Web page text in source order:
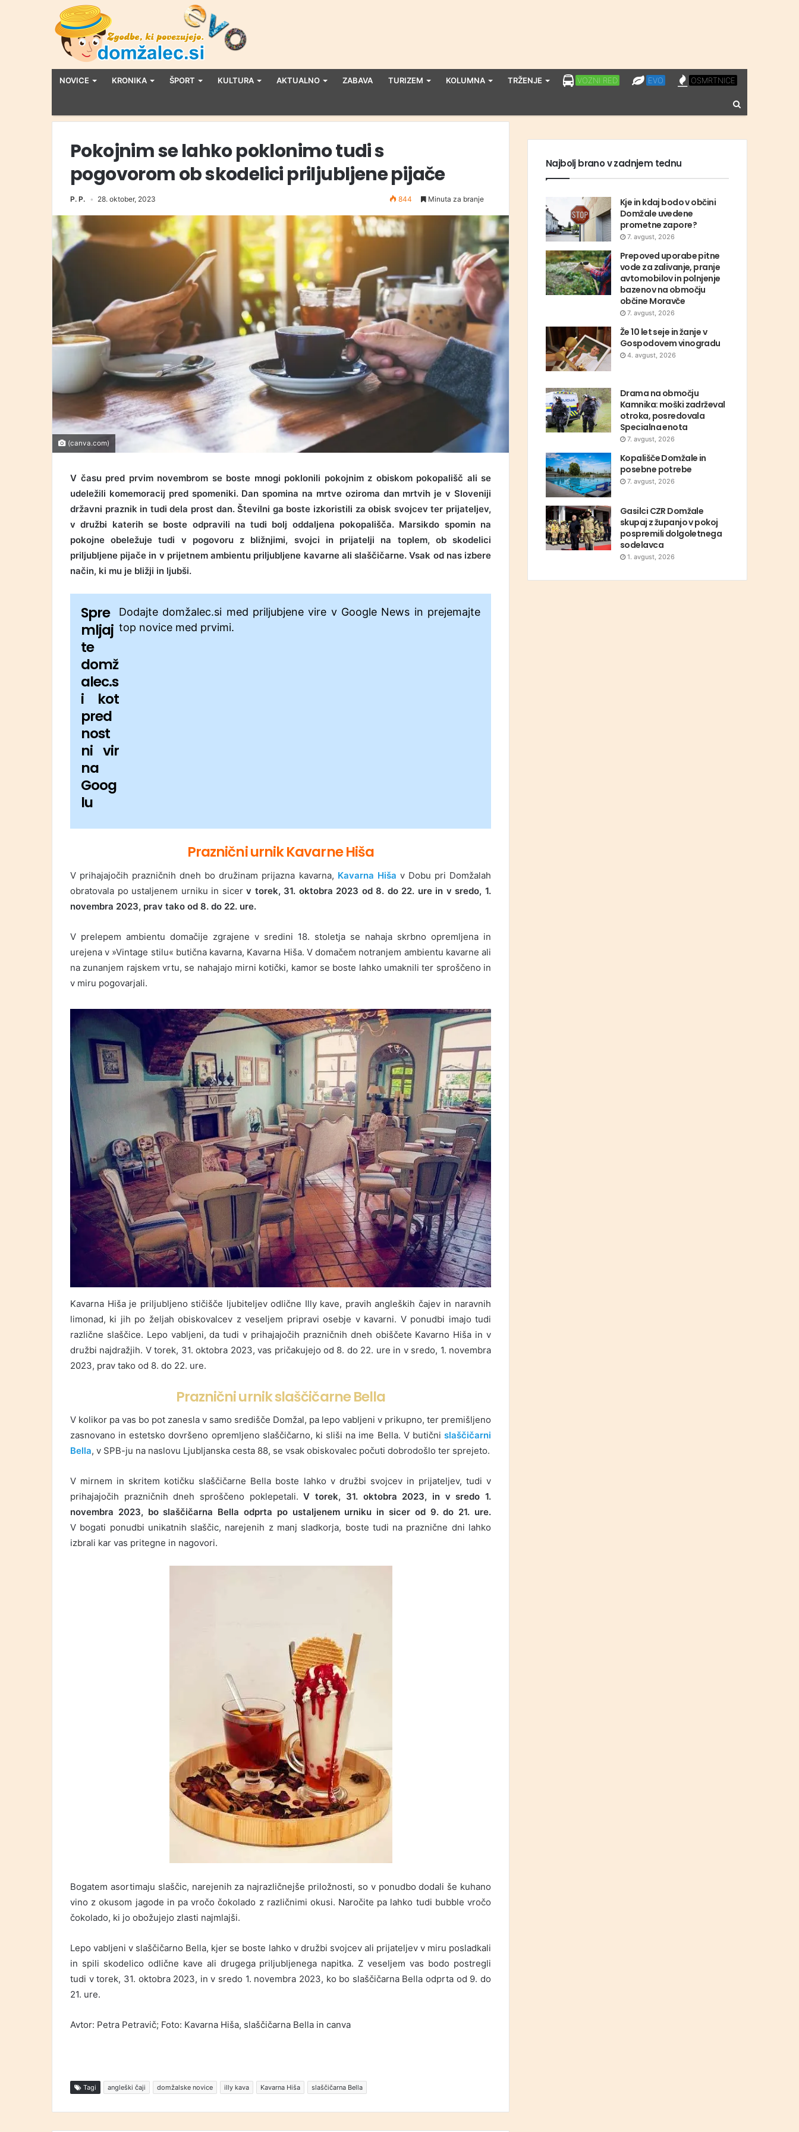
NOVICE KRONIKA ŠPORT KULTURA AKTUALNO ZABAVA TURIZEM KOLUMNA TRŽENJE LPP
VOZNI RED EVO
EVO OSMRTNICE
OSMRTNICE
Pokojnim se lahko poklonimo tudi s
pogovorom ob skodelici priljubljene pijače
P. P. 28. oktober, 2023 844 Minuta za branje
(canva.com)
V času pred prvim novembrom se boste mnogi poklonili pokojnim z obiskom pokopališč ali se
udeležili komemoracij pred spomeniki. Dan spomina na mrtve oziroma dan mrtvih je v Sloveniji
državni praznik in tudi dela prost dan. Številni ga boste izkoristili za obisk svojcev ter prijateljev,
v družbi katerih se boste odpravili na tudi bolj oddaljena pokopališča. Marsikdo spomin na
pokojne obeležuje tudi v pogovoru z bližnjimi, svojci in prijatelji na toplem, ob skodelici
priljubljene pijače in v prijetnem ambientu priljubljene kavarne ali slaščičarne. Vsak od nas izbere
način, ki mu je bližji in ljubši.
Spre
mljaj
te
domž
alec.s
i kot
pred
nost
ni vir
na
Goog
lu
Dodajte domžalec.si med priljubjene vire v Google News in prejemajte
top novice med prvimi.
Praznični urnik Kavarne Hiša
V prihajajočih prazničnih dneh bo družinam prijazna kavarna, Kavarna Hiša v Dobu pri Domžalah
obratovala po ustaljenem urniku in sicerv torek, 31. oktobra 2023 od 8. do 22. ure in v sredo, 1.
novembra 2023, prav tako od 8. do 22. ure.
V prelepem ambientu domačije zgrajene v sredini 18. stoletja se nahaja skrbno opremljena in
urejena v »Vintage stilu« butična kavarna, Kavarna Hiša. V domačem notranjem ambientu kavarne ali
na zunanjem rajskem vrtu, se nahajajo mirni kotički, kamor se boste lahko umaknili ter sproščeno in
v miru pogovarjali.
Kavarna Hiša je priljubljeno stičišče ljubiteljev odlične Illy kave, pravih angleških čajev in naravnih
limonad, ki jih po željah obiskovalcev z veseljem pripravi osebje v kavarni. V ponudbi imajo tudi
različne slaščice. Lepo vabljeni, da tudi v prihajajočih prazničnih dneh obiščete Kavarno Hiša in v
družbi najdražjih. V torek, 31. oktobra 2023, vas pričakujejo od 8. do 22. ure in v sredo, 1. novembra
2023, prav tako od 8. do 22. ure.
Praznični urnik slaščičarne Bella
V kolikor pa vas bo pot zanesla v samo središče Domžal, pa lepo vabljeni v prikupno, ter premišljeno
zasnovano in estetsko dovršeno opremljeno slaščičarno, ki sliši na ime Bella. V butični slaščičarni
Bella, v SPB-ju na naslovu Ljubljanska cesta 88, se vsak obiskovalec počuti dobrodošlo ter sprejeto.
V mirnem in skritem kotičku slaščičarne Bella boste lahko v družbi svojcev in prijateljev, tudi v
prihajajočih prazničnih dneh sproščeno poklepetali.V torek, 31. oktobra 2023, in v sredo 1.
novembra 2023, bo slaščičarna Bella odprta po ustaljenem urniku in sicer od 9. do 21. ure.
V bogati ponudbi unikatnih slaščic, narejenih z manj sladkorja, boste tudi na praznične dni lahko
izbrali kar vas pritegne in nagovori.
Bogatem asortimaju slaščic, narejenih za najrazličnejše priložnosti, so v ponudbo dodali še kuhano
vino z okusom jagode in pa vročo čokolado z različnimi okusi. Naročite pa lahko tudi bubble vročo
čokolado, ki jo obožujejo zlasti najmlajši.
Lepo vabljeni v slaščičarno Bella, kjer se boste lahko v družbi svojcev ali prijateljev v miru posladkali
in spili skodelico odlične kave ali drugega priljubljenega napitka. Z veseljem vas bodo postregli
tudi v torek, 31. oktobra 2023, in v sredo 1. novembra 2023, ko bo slaščičarna Bella odprta od 9. do
21. ure.
Avtor: Petra Petravič; Foto: Kavarna Hiša, slaščičarna Bella in canva
Tagi angleški čaji domžalske novice illy kava Kavarna Hiša slaščičarna Bella
Najbolj brano v zadnjem tednu
Kje in kdaj bodo v občini
Domžale uvedene
prometne zapore?
7. avgust, 2026
Prepoved uporabe pitne
vode za zalivanje, pranje
avtomobilov in polnjenje
bazenov na območju
občine Moravče
7. avgust, 2026
Že 10 let seje in žanje v
Gospodovem vinogradu
4. avgust, 2026
Drama na območju
Kamnika: moški zadrževal
otroka, posredovala
Specialna enota
7. avgust, 2026
Kopališče Domžale in
posebne potrebe
7. avgust, 2026
Gasilci CZR Domžale
skupaj z županjo v pokoj
pospremili dolgoletnega
sodelavca
1. avgust, 2026